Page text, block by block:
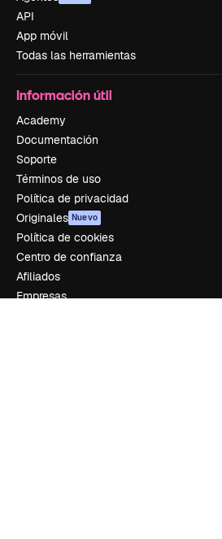
API
App móvil
Todas las herramientas
Información útil
Academy
Documentación
Soporte
Términos de uso
Política de privacidad
Originales Nuevo
Política de cookies
Centro de confianza
Afiliados
Empresas